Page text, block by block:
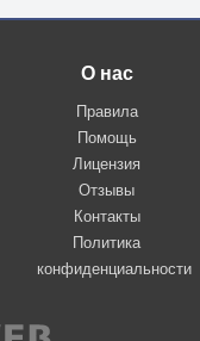
О нас
Правила
Помощь
Лицензия
Отзывы
Контакты
Политика
конфиденциальности